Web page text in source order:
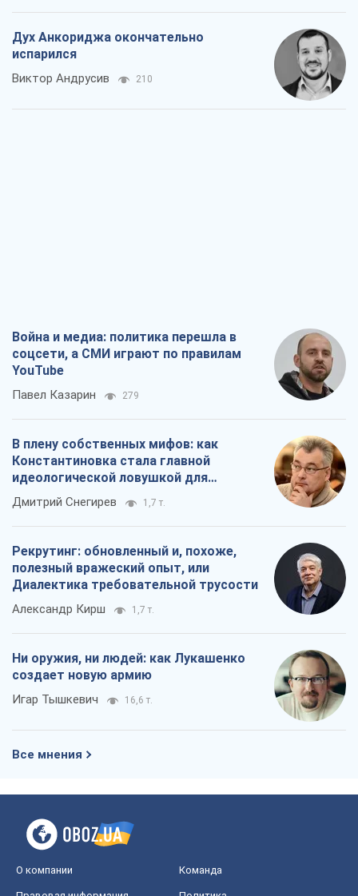
Дух Анкориджа окончательно
испарился
Виктор Андрусив 210
Война и медиа: политика перешла в
соцсети, а СМИ играют по правилам
YouTube
Павел Казарин 279
В плену собственных мифов: как
Константиновка стала главной
идеологической ловушкой для
российских оккупантов
Дмитрий Снегирев 1,7 т.
Рекрутинг: обновленный и, похоже,
полезный вражеский опыт, или
Диалектика требовательной трусости
Александр Кирш 1,7 т.
Ни оружия, ни людей: как Лукашенко
создает новую армию
Игар Тышкевич 16,6 т.
Все мнения
О компании Команда